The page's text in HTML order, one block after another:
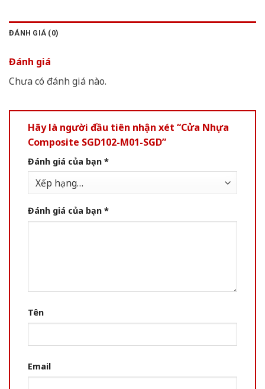
ĐÁNH GIÁ (0)
Đánh giá
Chưa có đánh giá nào.
Hãy là người đầu tiên nhận xét “Cửa Nhựa
Composite SGD102-M01-SGD”
Đánh giá của bạn *
Đánh giá của bạn *
Tên
Email